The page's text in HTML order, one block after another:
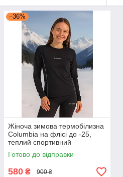
–36%
Жіноча зимова термобілизна
Columbia на флісі до -25,
теплий спортивний
термокомплект, чорна , XS-
5XL
Готово до відправки
580 ₴ 900 ₴